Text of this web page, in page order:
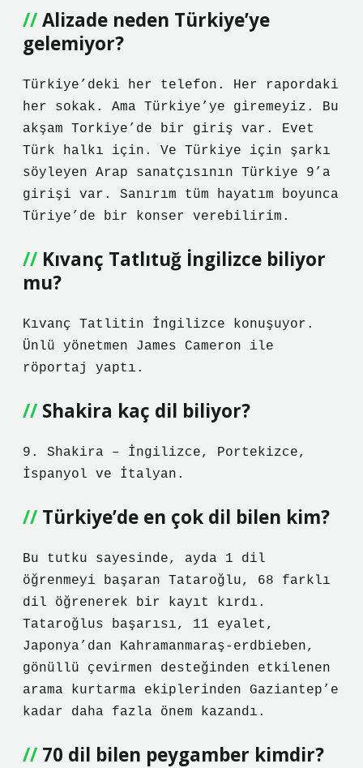
Alizade neden Türkiye’ye
gelemiyor?
Türkiye’deki her telefon. Her rapordaki
her sokak. Ama Türkiye’ye giremeyiz. Bu
akşam Torkiye’de bir giriş var. Evet
Türk halkı için. Ve Türkiye için şarkı
söyleyen Arap sanatçısının Türkiye 9’a
girişi var. Sanırım tüm hayatım boyunca
Türiye’de bir konser verebilirim.
Kıvanç Tatlıtuğ İngilizce biliyor
mu?
Kıvanç Tatlitin İngilizce konuşuyor.
Ünlü yönetmen James Cameron ile
röportaj yaptı.
Shakira kaç dil biliyor?
9. Shakira – İngilizce, Portekizce,
İspanyol ve İtalyan.
Türkiye’de en çok dil bilen kim?
Bu tutku sayesinde, ayda 1 dil
öğrenmeyi başaran Tataroğlu, 68 farklı
dil öğrenerek bir kayıt kırdı.
Tataroğlus başarısı, 11 eyalet,
Japonya’dan Kahramanmaraş-erdbieben,
gönüllü çevirmen desteğinden etkilenen
arama kurtarma ekiplerinden Gaziantep’e
kadar daha fazla önem kazandı.
70 dil bilen peygamber kimdir?